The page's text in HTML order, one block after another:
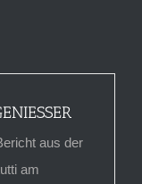
aus der
am